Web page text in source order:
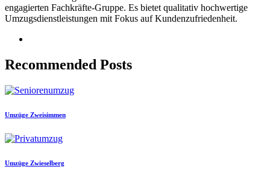
engagierten Fachkräfte-Gruppe. Es bietet qualitativ hochwertige
Umzugsdienstleistungen mit Fokus auf Kundenzufriedenheit.
Recommended Posts
Umzüge Zweisimmen
Umzüge Zwieselberg